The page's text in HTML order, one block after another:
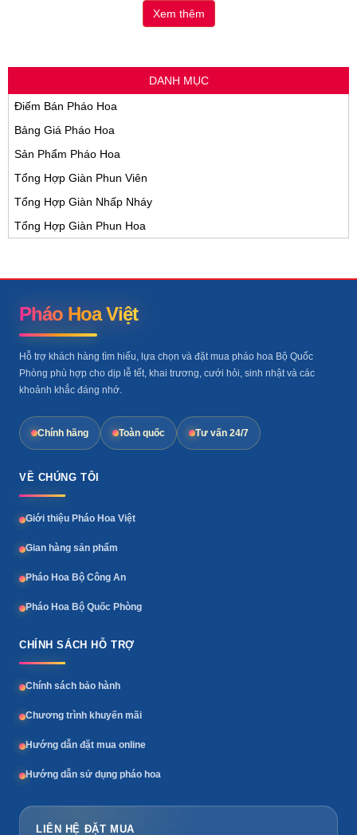
Xem thêm
DANH MỤC
Điếm Bán Pháo Hoa
Bảng Giá Pháo Hoa
Sản Phẩm Pháo Hoa
Tổng Hợp Giàn Phun Viên
Tổng Hợp Giàn Nhấp Nháy
Tổng Hợp Giàn Phun Hoa
Pháo Hoa Việt
Hỗ trợ khách hàng tìm hiểu, lựa chọn và đặt mua pháo hoa Bộ Quốc
Phòng phù hợp cho dịp lễ tết, khai trương, cưới hỏi, sinh nhật và các
khoảnh khắc đáng nhớ.
Chính hãng Toàn quốc Tư vấn 24/7
VỀ CHÚNG TÔI
Giới thiệu Pháo Hoa Việt
Gian hàng sản phẩm
Pháo Hoa Bộ Công An
Pháo Hoa Bộ Quốc Phòng
CHÍNH SÁCH HỖ TRỢ
Chính sách bảo hành
Chương trình khuyến mãi
Hướng dẫn đặt mua online
Hướng dẫn sử dụng pháo hoa
LIÊN HỆ ĐẶT MUA